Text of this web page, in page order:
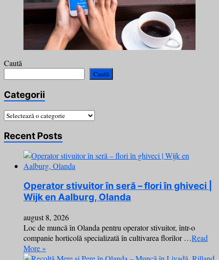
Caută
Caută
Categorii
Categorii
Recent Posts
Operator stivuitor în seră – flori în ghiveci |
Wijk en Aalburg, Olanda
august 8, 2026
Loc de muncă în Olanda pentru operator stivuitor, într-o
companie horticolă specializată în cultivarea florilor …Read
More »